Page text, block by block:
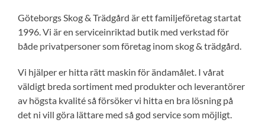
Göteborgs Skog & Trädgård är ett familjeföretag startat
1996. Vi är en serviceinriktad butik med verkstad för
både privatpersoner som företag inom skog & trädgård.
Vi hjälper er hitta rätt maskin för ändamålet. I vårat
väldigt breda sortiment med produkter och leverantörer
av högsta kvalité så försöker vi hitta en bra lösning på
det ni vill göra lättare med så god service som möjligt.